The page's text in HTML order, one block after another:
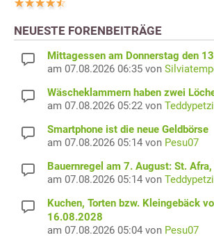
NEUESTE FORENBEITRÄGE
Mittagessen am Donnerstag den
am 07.08.2026 06:35 von
Wäscheklammern haben zwei
am 07.08.2026 05:22 von Teddypetzi
Smartphone ist die neue Geldbörse
am 07.08.2026 05:14 von Pesu07
Bauernregel am 7. August: St.
am 07.08.2026 05:14 von Teddypetzi
Kuchen, Torten bzw. Kleingebäck
16.08.2028
am 07.08.2026 05:04 von Pesu07